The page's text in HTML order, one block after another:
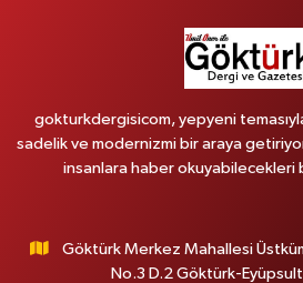
gokturkdergisicom, yepyeni
sadelik ve modernizmi bir araya
insanlara haber okuyabilecekleri
Göktürk Merkez Mahallesi
No.3 D.2 Göktürk-